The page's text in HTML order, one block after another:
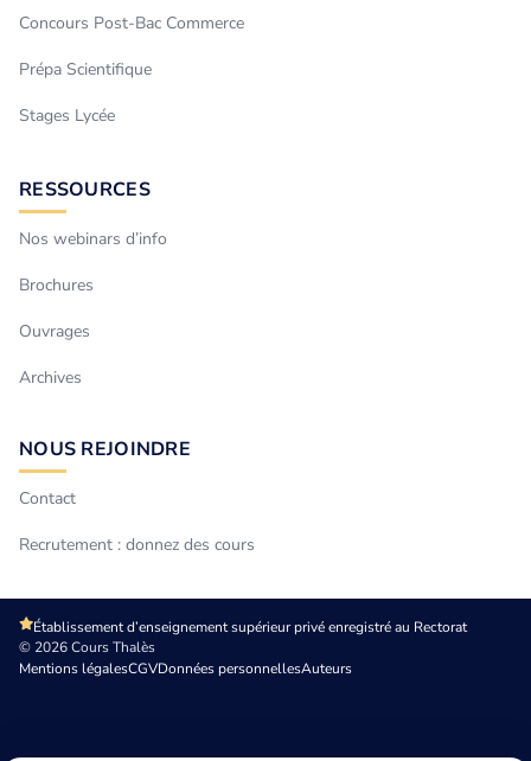
Concours Post-Bac Commerce
Prépa Scientifique
Stages Lycée
RESSOURCES
Nos webinars d’info
Brochures
Ouvrages
Archives
NOUS REJOINDRE
Contact
Recrutement : donnez des cours
Établissement d’enseignement supérieur privé enregistré au Rectorat
© 2026 Cours Thalès
Mentions légalesCGVDonnées personnellesAuteurs